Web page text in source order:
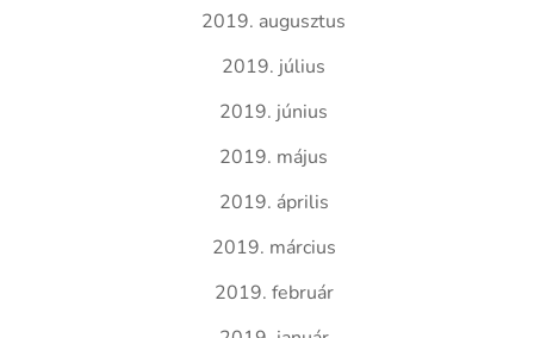
2019. augusztus
2019. július
2019. június
2019. május
2019. április
2019. március
2019. február